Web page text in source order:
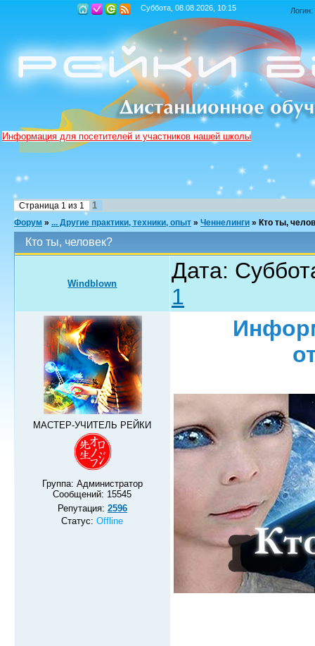
Суббота, 08.08.2026, 10:15 Логин:
Информация для посетителей и участников нашей школы
Страница 1 из 1 1
Форум » ... Другие практики, техники, опыт » Ченнелинги » Кто ты,
Кто ты, человек?
Windblown
Дата:
1
МАСТЕР-УЧИТЕЛЬ РЕЙКИ
Группа: Администратор
Сообщений: 15545
Репутация: 2596
Статус:Offline